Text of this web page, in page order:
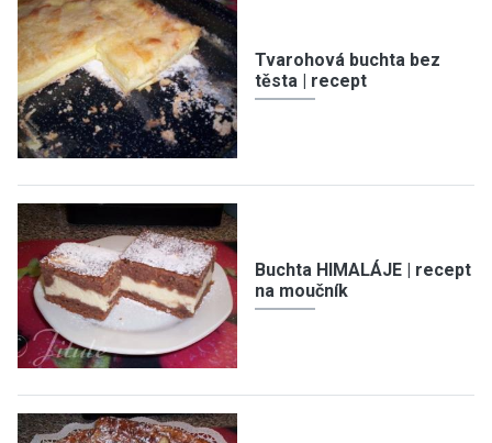
Tvarohová buchta bez
těsta | recept
Buchta HIMALÁJE | recept
na moučník